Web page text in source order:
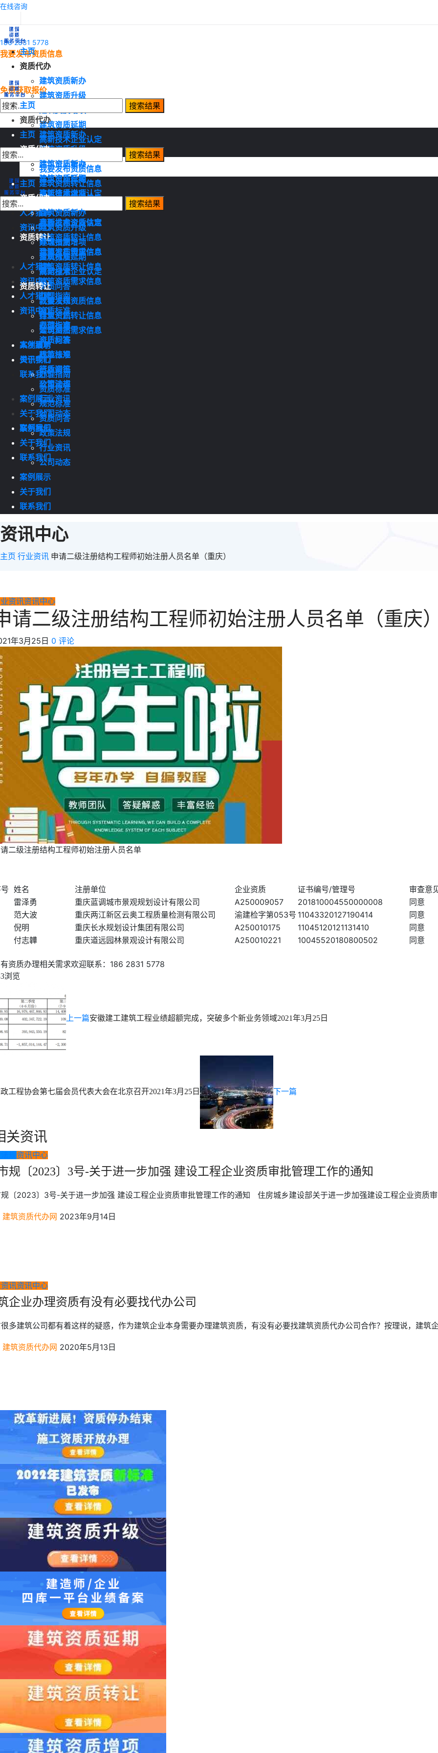
在线咨询
186 2831 5778
我要发布资质信息
免费获取报价
主页
资质代办
建筑资质新办
建筑资质升级
建筑资质延期
高新技术企业认定
我要发布资质信息
建筑资质转让信息
建筑资质需求信息
人才猎聘
资讯中心
办理指南
资质标准
规范标准
资质问答
政策法规
行业资讯
公司动态
案例展示
关于我们
联系我们
主页
资质代办
建筑资质新办
建筑资质升级
建筑资质增项
建筑资质延期
高新技术企业认定
资质转让
我要发布资质信息
建筑资质转让信息
建筑资质需求信息
人才猎聘
资讯中心
办理指南
资质标准
规范标准
资质问答
政策法规
行业资讯
公司动态
案例展示
关于我们
联系我们
主页
资质代办
建筑资质新办
建筑资质升级
建筑资质增项
建筑资质延期
高新技术企业认定
资质转让
我要发布资质信息
建筑资质转让信息
建筑资质需求信息
人才猎聘
资讯中心
办理指南
资质标准
规范标准
资质问答
政策法规
行业资讯
公司动态
案例展示
关于我们
联系我们
主页
资质代办
建筑资质新办
建筑资质升级
建筑资质增项
建筑资质延期
高新技术企业认定
资质转让
我要发布资质信息
建筑资质转让信息
建筑资质需求信息
人才猎聘
资讯中心
办理指南
资质标准
规范标准
资质问答
政策法规
行业资讯
公司动态
案例展示
关于我们
联系我们
资讯中心
主页 行业资讯 申请二级注册结构工程师初始注册人员名单（重庆）
资讯资讯中心
请二级注册结构工程师初始注册人员名单（重庆
年3月25日 0 评论
二级注册结构工程师初始注册人员名单
姓名 注册单位 企业资质 证书编号/管理号
审查意
雷泽勇
重庆蓝调城市景观规划设计有限公司 A250009057 201810004550000008
同意
范大波
重庆两江新区云奥工程质量检测有限公司 渝建检字第053号 11043320127190414
同意
倪明
重庆长水规划设计集团有限公司 A250010175 11045120121131410
同意
付志韡
重庆道远园林景观设计有限公司 A250010221 10045520180800502 同意
资质办理相关需求欢迎联系：186 2831 5778
浏览
上一篇安徽建工建筑工程业绩超额完成，突破多个新业务领域2021年3月25日
工程协会第七届会员代表大会在北京召开2021年3月25日 下一篇
关资讯
资讯中心
规〔2023〕3号-关于进一步加强 建设工程企业资质审批管理工作的通知
〔2023〕3号-关于进一步加强 建设工程企业资质审批管理工作的通知 住房城乡建设部关于进一步加强建设工程企业资质
建筑资质代办网 2023年9月14日
讯资讯中心
企业办理资质有没有必要找代办公司
多建筑公司都有着这样的疑惑，作为建筑企业本身需要办理建筑资质，有没有必要找建筑资质代办公司合作？按理说，建
建筑资质代办网 2020年5月13日